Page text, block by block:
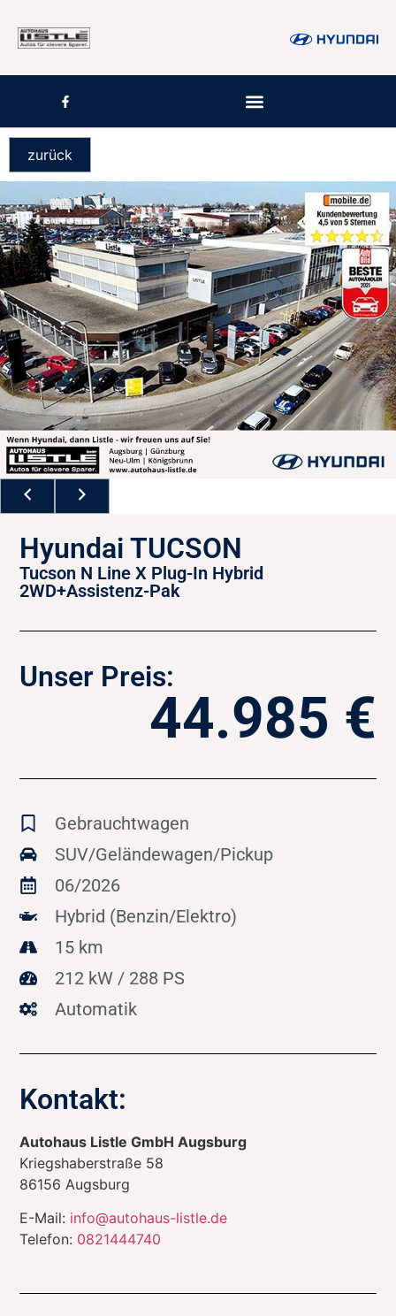
zurück
Hyundai TUCSON
Tucson N Line X Plug-In Hybrid
2WD+Assistenz-Pak
Unser Preis:
44.985 €
Gebrauchtwagen
SUV/Geländewagen/Pickup
06/2026
Hybrid (Benzin/Elektro)
15 km
212 kW / 288 PS
Automatik
Kontakt:
Autohaus Listle GmbH Augsburg
Kriegshaberstraße 58
86156 Augsburg
E-Mail: info@autohaus-listle.de
Telefon: 0821444740